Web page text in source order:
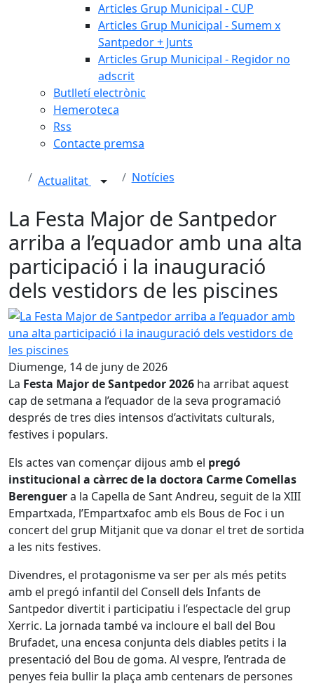
Articles Grup Municipal - CUP
Articles Grup Municipal - Sumem x
Santpedor + Junts
Articles Grup Municipal - Regidor no
adscrit
Butlletí electrònic
Hemeroteca
Rss
Contacte premsa
Actualitat Notícies
La Festa Major de Santpedor
arriba a l’equador amb una alta
participació i la inauguració
dels vestidors de les piscines
La Festa Major de Santpedor arriba a l’equador amb
Diumenge, 14 de juny de 2026
La Festa Major de Santpedor 2026 ha arribat aquest
cap de setmana a l’equador de la seva programació
després de tres dies intensos d’activitats culturals,
festives i populars.
Els actes van començar dijous amb el pregó
institucional a càrrec de la doctora Carme Comellas
Berenguera la Capella de Sant Andreu, seguit de la XIII
Empartxada, l’Empartxafoc amb els Bous de Foc i un
concert del grup Mitjanit que va donar el tret de sortida
a les nits festives.
Divendres, el protagonisme va ser per als més petits
amb el pregó infantil del Consell dels Infants de
Santpedor divertit i participatiu i l’espectacle del grup
Xerric. La jornada també va incloure el ball del Bou
Brufadet, una encesa conjunta dels diables petits i la
presentació del Bou de goma. Al vespre, l’entrada de
penyes feia bullir la plaça amb centenars de persones